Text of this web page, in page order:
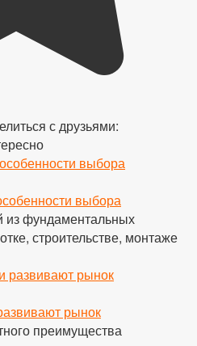
с друзьями:
выбора
из фундаментальных
строительстве, монтаже
рынок
преимущества